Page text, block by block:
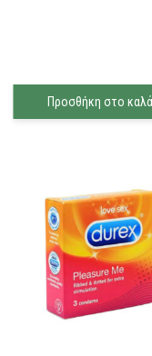
Προσθήκη στο